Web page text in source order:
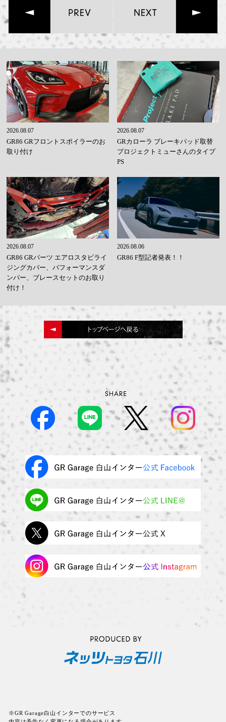
2026.08.07
GR86 GRフロントスポイラーのお
取り付け
2026.08.07
GRカローラ ブレーキパッド取替
プロジェクトミューさんのタイプ
PS
2026.08.07
GR86 GRパーツ エアロスタビライ
ジングカバー、パフォーマンスダ
ンパー、ブレースセットのお取り
付け！
2026.08.06
GR86 F型記者発表！！
※GR Garage白山インターでのサービス